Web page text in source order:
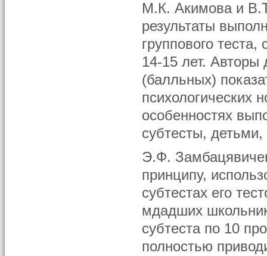
М.К. Акимова и
результаты
группового
14-15 лет. Авторы
(балльных)
психологических
особенностях
субтесты,
Э.Ф.
принципу,
субтестах его
мдадших
субтеста по 10
полностью